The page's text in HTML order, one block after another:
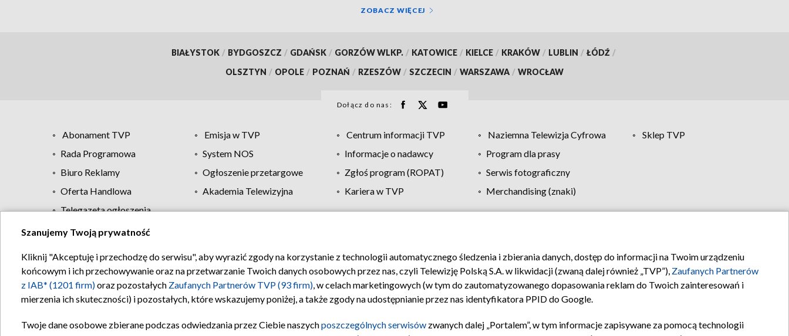
ZOBACZ WIĘCEJ
BIAŁYSTOK / BYDGOSZCZ / GDAŃSK / GORZÓW WLKP. / KATOWICE / KIELCE / KRAKÓW / LUBLIN / ŁÓDŹ /
OLSZTYN / OPOLE / POZNAŃ / RZESZÓW / SZCZECIN / WARSZAWA / WROCŁAW
Dołącz do nas:
Abonament TVP Emisja w TVP Centrum informacji TVP Naziemna Telewizja Cyfrowa
Sklep TVP
Rada Programowa
System NOS Informacje o nadawcy
Program dla prasy
Biuro Reklamy
Ogłoszenie przetargowe Zgłoś program (ROPAT)
Serwis fotograficzny
Oferta Handlowa
Akademia Telewizyjna Kariera w TVP
Merchandising (znaki)
Telegazeta ogłoszenia
Regulamin TVP Polityka prywatności Moje zgody Pomoc Biuro reklamy Kontakt
Szanujemy Twoją prywatność
Kliknij "Akceptuję i przechodzę do serwisu", aby wyrazić zgody na korzystanie z technologii automatycznego śledzenia i zbierania danych, dostęp do informacji na Twoim urządzeniu
końcowym i ich przechowywanie oraz na przetwarzanie Twoich danych osobowych przez nas, czyli Telewizję Polską S.A. w likwidacji (zwaną dalej również „TVP”), Zaufanych Partnerów
z IAB* (1201 firm)oraz pozostałych Zaufanych Partnerów TVP (93 firm), w celach marketingowych (w tym do zautomatyzowanego dopasowania reklam do Twoich zainteresowań i
mierzenia ich skuteczności) i pozostałych, które wskazujemy poniżej, a także zgody na udostępnianie przez nas identyfikatora PPID do Google.
Twoje dane osobowe zbierane podczas odwiedzania przez Ciebie naszychposzczególnych serwisów zwanych dalej „Portalem”, w tym informacje zapisywane za pomocą technologii